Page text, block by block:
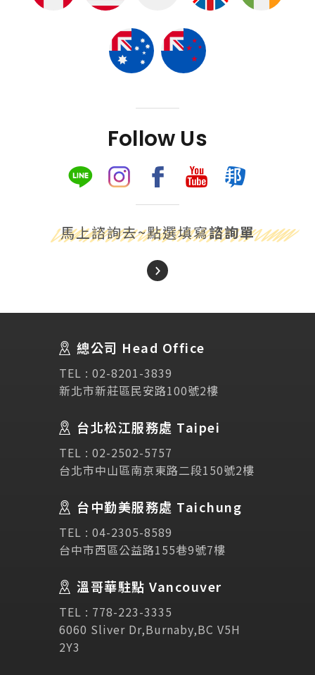
諮詢表單
立即諮詢
講座活動
Testimonial
Links 相關連結
使用條款 免責聲明 隱私權保護政策
Follow Us
馬上諮詢去~點選填寫諮詢單
總公司 Head Office
TEL : 02-8201-3839
新北市新莊區民安路100號2樓
台北松江服務處 Taipei
TEL : 02-2502-5757
台北市中山區南京東路二段150號2樓
台中勤美服務處 Taichung
TEL : 04-2305-8589
台中市西區公益路155巷9號7樓
溫哥華駐點 Vancouver
TEL : 778-223-3335
6060 Sliver Dr,Burnaby,BC V5H
2Y3